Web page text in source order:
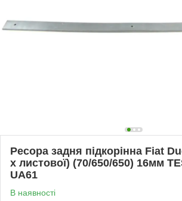
Ресора задня підкорінна Fiat
х листової) (70/650/650) 16мм
UA61
В наявності